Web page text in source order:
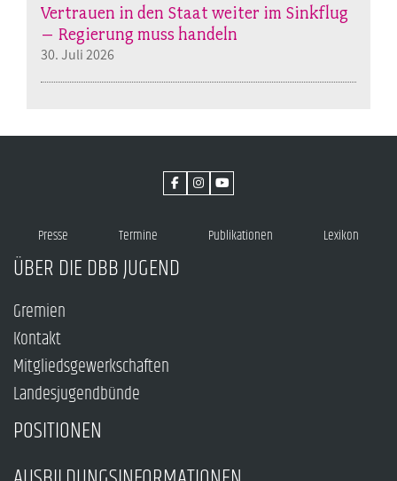
Vertrauen in den Staat weiter im Sinkflug
– Regierung muss handeln
30. Juli 2026
Presse Termine Publikationen Lexikon
ÜBER DIE DBB JUGEND
Gremien
Kontakt
Mitgliedsgewerkschaften
Landesjugendbünde
POSITIONEN